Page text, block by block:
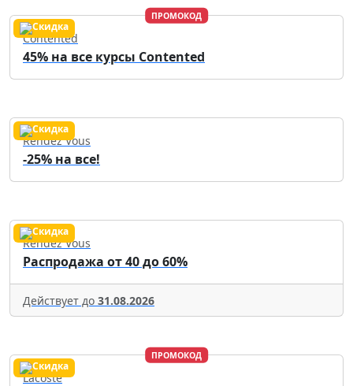
ПРОМОКОД
Contented
45% на все курсы Contented
Rendez Vous
-25% на все!
Rendez Vous
Распродажа от 40 до 60%
Действует до 31.08.2026
ПРОМОКОД
Lacoste